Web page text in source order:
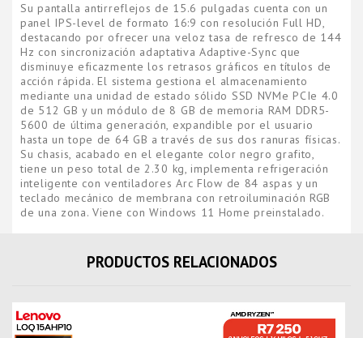
Su pantalla antirreflejos de 15.6 pulgadas cuenta con un
panel IPS-level de formato 16:9 con resolución Full HD,
destacando por ofrecer una veloz tasa de refresco de 144
Hz con sincronización adaptativa Adaptive-Sync que
disminuye eficazmente los retrasos gráficos en títulos de
acción rápida. El sistema gestiona el almacenamiento
mediante una unidad de estado sólido SSD NVMe PCIe 4.0
de 512 GB y un módulo de 8 GB de memoria RAM DDR5-
5600 de última generación, expandible por el usuario
hasta un tope de 64 GB a través de sus dos ranuras físicas.
Su chasis, acabado en el elegante color negro grafito,
tiene un peso total de 2.30 kg, implementa refrigeración
inteligente con ventiladores Arc Flow de 84 aspas y un
teclado mecánico de membrana con retroiluminación RGB
de una zona. Viene con Windows 11 Home preinstalado.
PRODUCTOS RELACIONADOS